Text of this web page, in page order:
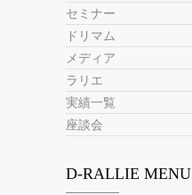
セミナー
ドリマム
メディア
ラリエ
実績一覧
座談会
D-RALLIE MENU